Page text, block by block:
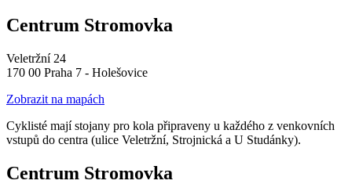
Centrum Stromovka
Veletržní 24
170 00 Praha 7 - Holešovice
Zobrazit na mapách
Cyklisté mají stojany pro kola připraveny u každého z venkovních
vstupů do centra (ulice Veletržní, Strojnická a U Studánky).
Centrum Stromovka